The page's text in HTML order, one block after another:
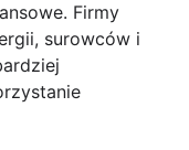
Firmy
surowców i